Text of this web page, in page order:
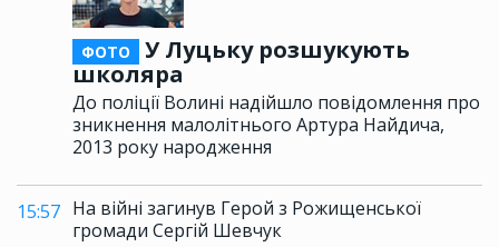
ФОТО
У Луцьку розшукують
школяра
До поліції Волині надійшло повідомлення про
зникнення малолітнього Артура Найдича,
2013 року народження
15:57 На війні загинув Герой з Рожищенської
громади Сергій Шевчук